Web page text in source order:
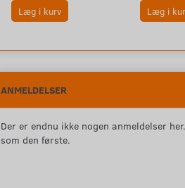
Læg i kurv Læg i
ANMELDELSER
Der er endnu ikke nogen anmeldelser
som den første.